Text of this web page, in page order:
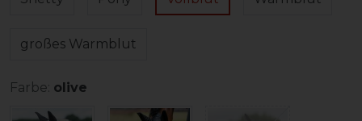
großes Warmblut
Farbe: olive